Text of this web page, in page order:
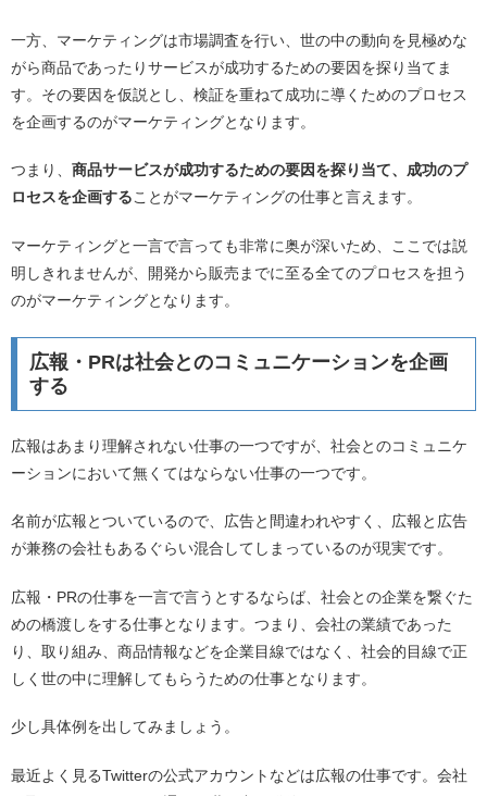
一方、マーケティングは市場調査を行い、世の中の動向を見極めな
がら商品であったりサービスが成功するための要因を探り当てま
す。その要因を仮説とし、検証を重ねて成功に導くためのプロセス
を企画するのがマーケティングとなります。
つまり、 商品サービスが成功するための要因を探り当て、成功のプ
ロセスを企画することがマーケティングの仕事と言えます。
マーケティングと一言で言っても非常に奥が深いため、ここでは説
明しきれませんが、開発から販売までに至る全てのプロセスを担う
のがマーケティングとなります。
広報・PRは社会とのコミュニケーションを企画
する
広報はあまり理解されない仕事の一つですが、社会とのコミュニケ
ーションにおいて無くてはならない仕事の一つです。
名前が広報とついているので、広告と間違われやすく、広報と広告
が兼務の会社もあるぐらい混合してしまっているのが現実です。
広報・PRの仕事を一言で言うとするならば、社会との企業を繋ぐた
めの橋渡しをする仕事となります。つまり、会社の業績であった
り、取り組み、商品情報などを企業目線ではなく、社会的目線で正
しく世の中に理解してもらうための仕事となります。
少し具体例を出してみましょう。
最近よく見るTwitterの公式アカウントなどは広報の仕事です。会社